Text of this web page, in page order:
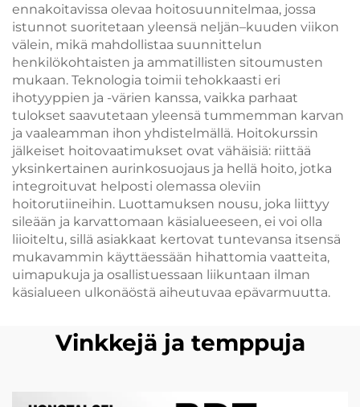
ennakoitavissa olevaa hoitosuunnitelmaa, jossa
istunnot suoritetaan yleensä neljän–kuuden viikon
välein, mikä mahdollistaa suunnittelun
henkilökohtaisten ja ammatillisten sitoumusten
mukaan. Teknologia toimii tehokkaasti eri
ihotyyppien ja -värien kanssa, vaikka parhaat
tulokset saavutetaan yleensä tummemman karvan
ja vaaleamman ihon yhdistelmällä. Hoitokurssin
jälkeiset hoitovaatimukset ovat vähäisiä: riittää
yksinkertainen aurinkosuojaus ja hellä hoito, jotka
integroituvat helposti olemassa oleviin
hoitorutiineihin. Luottamuksen nousu, joka liittyy
sileään ja karvattomaan käsialueeseen, ei voi olla
liioiteltu, sillä asiakkaat kertovat tuntevansa itsensä
mukavammin käyttäessään hihattomia vaatteita,
uimapukuja ja osallistuessaan liikuntaan ilman
käsialueen ulkonäöstä aiheutuvaa epävarmuutta.
Vinkkejä ja temppuja